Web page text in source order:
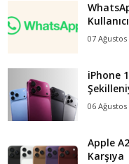
07 Ağustos
iPhone
06 Ağustos
Apple
Karşıya